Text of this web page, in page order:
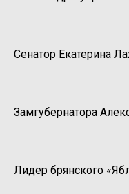
Сенатор Екатерина
Замгубернатора
Лидер брянского